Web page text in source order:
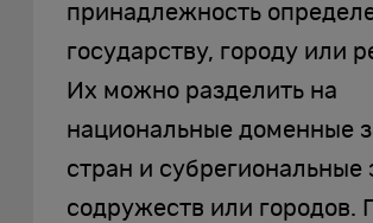
принадлежность
государству, городу или
Их можно разделить на
национальные доменные
стран и субрегиональные
содружеств или городов.